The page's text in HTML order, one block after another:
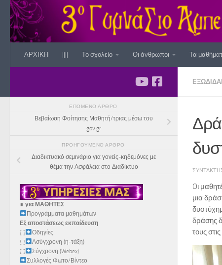
Skip to content
ΑΡΧΙΚΗ |||| Το σχολείο Οι άνθρωποι Τα
Oι
μια
δράσης
τους
ΕΠΌΜΕΝΟ ΆΡΘΡΟ
Βεβαίωση Φοίτησης Μαθητή/τριας μέσω του
gov.gr
ΠΡΟΗΓΟΎΜΕΝΟ ΆΡΘΡΟ
Διαδικτυακό σεμινάριο για γονείς-κηδεμόνες με
θέμα την Ασφάλεια στο Διαδίκτυο
∎ για ΜΑΘΗΤΕΣ
Προγράμματα μαθημάτων
Εξ αποστάσεως εκπαίδευση
⬚
Οδηγίες
⬚
Ασύγχρονη (η-τάξη)
⬚
Σύγχρονη (Webex)
Συλλογές Φωτο/Βίντεο